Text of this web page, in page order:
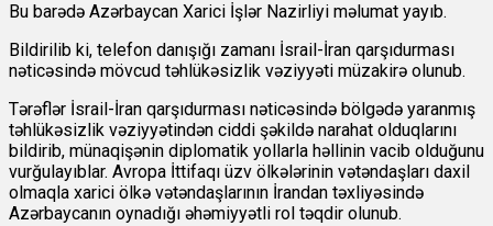
Bu barədə Azərbaycan Xarici İşlər Nazirliyi məlumat yayıb.
Bildirilib ki, telefon danışığı zamanı İsrail-İran qarşıdurması
nəticəsində mövcud təhlükəsizlik vəziyyəti müzakirə olunub.
Tərəflər İsrail-İran qarşıdurması nəticəsində bölgədə yaranmış
təhlükəsizlik vəziyyətindən ciddi şəkildə narahat olduqlarını
bildirib, münaqişənin diplomatik yollarla həllinin vacib olduğunu
vurğulayıblar. Avropa İttifaqı üzv ölkələrinin vətəndaşları daxil
olmaqla xarici ölkə vətəndaşlarının İrandan təxliyəsində
Azərbaycanın oynadığı əhəmiyyətli rol təqdir olunub.